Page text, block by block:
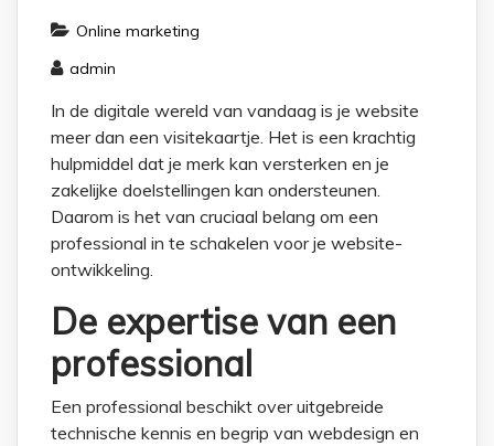
Online marketing
admin
In de digitale wereld van vandaag is je website
meer dan een visitekaartje. Het is een krachtig
hulpmiddel dat je merk kan versterken en je
zakelijke doelstellingen kan ondersteunen.
Daarom is het van cruciaal belang om een
professional in te schakelen voor je website-
ontwikkeling.
De expertise van een
professional
Een professional beschikt over uitgebreide
technische kennis en begrip van webdesign en